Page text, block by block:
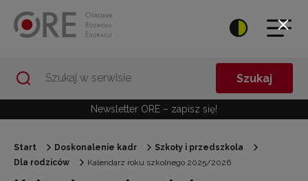
Szukaj
Newsletter ORE – zapisz się!
Start Doskonalenie kadr
Szkoły i przedszkola
Dla rodziców
Kalendarz roku szkolnego 2025/2026